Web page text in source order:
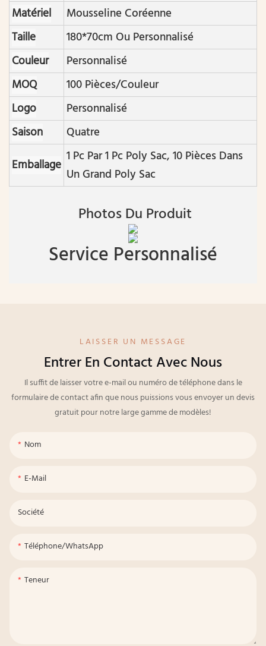
Matériel
Mousseline Coréenne
Taille
180*70cm Ou Personnalisé
Couleur
Personnalisé
MOQ
100 Pièces/couleur
Logo
Personnalisé
Saison
Quatre
Emballage 1 Pc Par 1 Pc Poly Sac, 10 Pièces Dans
Un Grand Poly Sac
Photos Du Produit
Service Personnalisé
LAISSER UN MESSAGE
Entrer En Contact Avec Nous
Il suffit de laisser votre e-mail ou numéro de téléphone dans le
formulaire de contact afin que nous puissions vous envoyer un devis
gratuit pour notre large gamme de modèles!
Nom
E-Mail
Société
Téléphone/WhatsApp
Teneur